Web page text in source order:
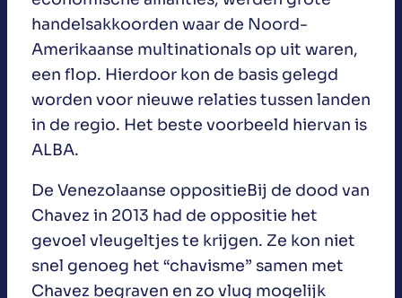
handelsakkoorden waar de Noord-
Amerikaanse multinationals op uit waren,
een flop. Hierdoor kon de basis gelegd
worden voor nieuwe relaties tussen landen
in de regio. Het beste voorbeeld hiervan is
ALBA.
De Venezolaanse oppositieBij de dood van
Chavez in 2013 had de oppositie het
gevoel vleugeltjes te krijgen. Ze kon niet
snel genoeg het “chavisme” samen met
Chavez begraven en zo vlug mogelijk